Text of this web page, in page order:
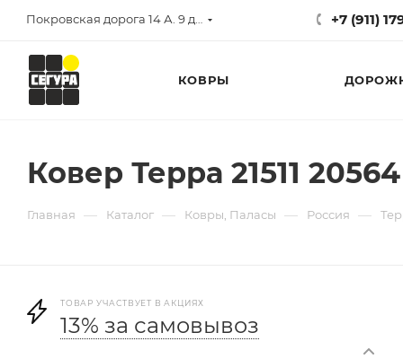
+7 (911)
КОВРЫ
Ковер Терра 21511
Главная — Каталог — Ковры, Паласы — Россия —
ТОВАР УЧАСТВУЕТ В АКЦИЯХ
13% за самовывоз